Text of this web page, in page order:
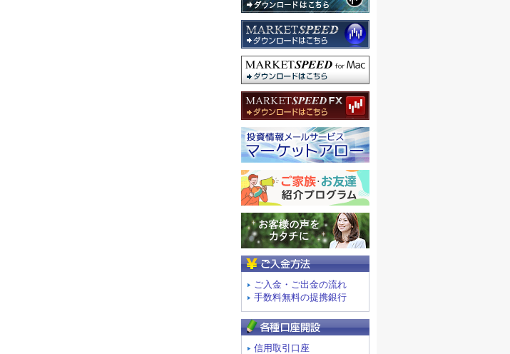
ご入金・ご出金の流れ
手数料無料の提携銀行
信用取引口座